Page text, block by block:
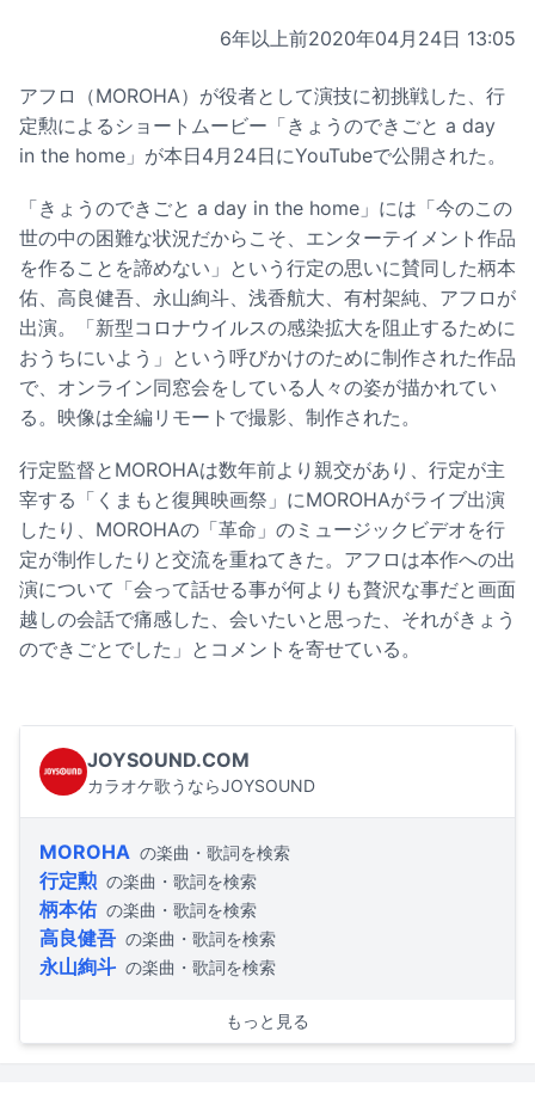
6年以上前2020年04月24日 13:05
アフロ（MOROHA）が役者として演技に初挑戦した、行
定勲によるショートムービー「きょうのできごと a day
in the home」が本日4月24日にYouTubeで公開された。
「きょうのできごと a day in the home」には「今のこの
世の中の困難な状況だからこそ、エンターテイメント作品
を作ることを諦めない」という行定の思いに賛同した柄本
佑、高良健吾、永山絢斗、浅香航大、有村架純、アフロが
出演。「新型コロナウイルスの感染拡大を阻止するために
おうちにいよう」という呼びかけのために制作された作品
で、オンライン同窓会をしている人々の姿が描かれてい
る。映像は全編リモートで撮影、制作された。
行定監督とMOROHAは数年前より親交があり、行定が主
宰する「くまもと復興映画祭」にMOROHAがライブ出演
したり、MOROHAの「革命」のミュージックビデオを行
定が制作したりと交流を重ねてきた。アフロは本作への出
演について「会って話せる事が何よりも贅沢な事だと画面
越しの会話で痛感した、会いたいと思った、それがきょう
のできごとでした」とコメントを寄せている。
JOYSOUND.COM
カラオケ歌うならJOYSOUND
MOROHA の楽曲・歌詞を検索
行定勲 の楽曲・歌詞を検索
柄本佑 の楽曲・歌詞を検索
高良健吾 の楽曲・歌詞を検索
永山絢斗 の楽曲・歌詞を検索
もっと見る